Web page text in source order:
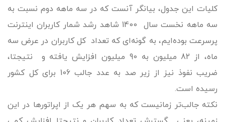
کلیات این جدول، بیانگر آنست که در سه ماهه دوم نسبت به
سه ماهه نخست سال 1400 شاهد رشد شمار کاربران اینترنت
پرسرعت بوده‌ایم، به گونه‌ای که تعداد کل کاربران در عرض سه
ماه، از 82 میلیون به 90 میلیون افزایش یافته و نتیجتا،
ضریب نفوذ نیز از زیر صد به عدد جالب 106 برای کل کشور
رسیده است.
نکته جالب‌تر زمانیست که به سهم هر یک از اپراتورها در این